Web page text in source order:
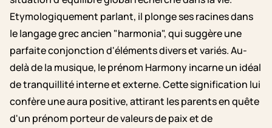
Etymologiquement parlant, il plonge ses racines dans
le langage grec ancien "harmonia", qui suggère une
parfaite conjonction d'éléments divers et variés. Au-
delà de la musique, le prénom Harmony incarne un idéal
de tranquillité interne et externe. Cette signification lui
confère une aura positive, attirant les parents en quête
d'un prénom porteur de valeurs de paix et de